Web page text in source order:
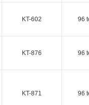
KT-602 96
KT-876 96
KT-871 96